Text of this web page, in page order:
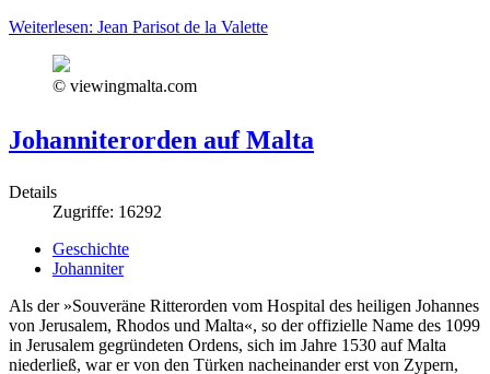
Weiterlesen: Jean Parisot de la Valette
© viewingmalta.com
Johanniterorden auf Malta
Details
Zugriffe: 16292
Geschichte
Johanniter
Als der »Souveräne Ritterorden vom Hospital des heiligen Johannes
von Jerusalem, Rhodos und Malta«, so der offizielle Name des 1099
in Jerusalem gegründeten Ordens, sich im Jahre 1530 auf Malta
niederließ, war er von den Türken nacheinander erst von Zypern,